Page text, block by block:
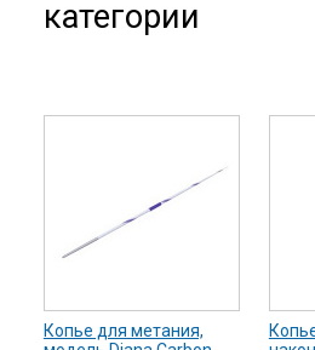
категории
Копье для метания,